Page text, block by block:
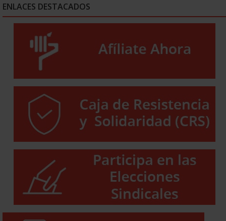
ENLACES DESTACADOS